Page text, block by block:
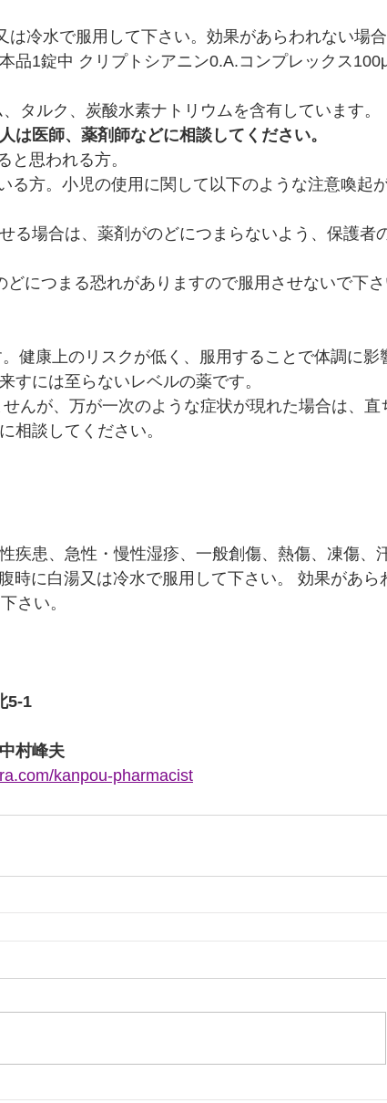
は冷水で服用して下さい。効果があらわれない場
品1錠中 クリプトシアニン0.A.コンプレックス
タルク、炭酸水素ナトリウムを含有しています。
は医師、薬剤師などに相談してください。
と思われる方。
る場合は、薬剤がのどにつまらないよう、保護者
どにつまる恐れがありますので服用させないで下
健康上のリスクが低く、服用することで体調に影
すには至らないレベルの薬です。
相談してください。
疾患、急性・慢性湿疹、一般創傷、熱傷、凍傷、
時に白湯又は冷水で服用して下さい。 効果があら
さい。
5-1
村峰夫
kanpou-pharmacist